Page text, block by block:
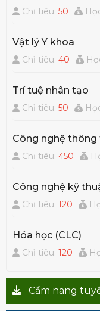
Chỉ tiêu:50
Vật lý Y khoa
Chỉ tiêu:40
Trí tuệ nhân tạo
Chỉ tiêu:50
Công nghệ thông
Chỉ tiêu:450
Công nghệ kỹ
Chỉ tiêu:120
Hóa học (CLC)
Chỉ tiêu:120
Cẩm nang